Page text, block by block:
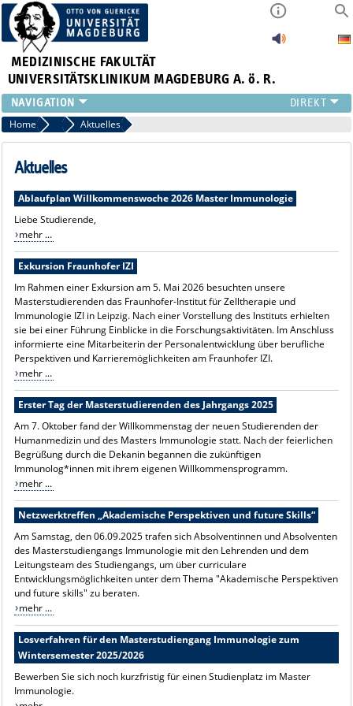
MEDIZINISCHE FAKULTÄT
UNIVERSITÄTSKLINIKUM MAGDEBURG A. ö. R.
INSTITUTE
KLINIKEN
ZENTRALE EINRICHTUNGEN
PRESSE
ÜBER UNS
INTERNATIONAL
INTRANET
Home Immunologie (M.Sc.)
Aktuelles
Aktuelles
Ablaufplan Willkommenswoche 2026 Master Immunologie
Liebe Studierende,
mehr ...
Exkursion Fraunhofer IZI
Im Rahmen einer Exkursion am 5. Mai 2026 besuchten unsere
Masterstudierenden das Fraunhofer-Institut für Zelltherapie und
Immunologie IZI in Leipzig. Nach einer Vorstellung des Instituts erhielten
sie bei einer Führung Einblicke in die Forschungsaktivitäten. Im Anschluss
informierte eine Mitarbeiterin der Personalentwicklung über berufliche
Perspektiven und Karrieremöglichkeiten am Fraunhofer IZI.
mehr ...
Erster Tag der Masterstudierenden des Jahrgangs 2025
Am 7. Oktober fand der Willkommenstag der neuen Studierenden der
Humanmedizin und des Masters Immunologie statt. Nach der feierlichen
Begrüßung durch die Dekanin begannen die zukünftigen
Immunolog*innen mit ihrem eigenen Willkommensprogramm.
mehr ...
Netzwerktreffen „Akademische Perspektiven und future Skills“
Am Samstag, den 06.09.2025 trafen sich Absolventinnen und Absolventen
des Masterstudiengangs Immunologie mit den Lehrenden und dem
Leitungsteam des Studiengangs, um über curriculare
Entwicklungsmöglichkeiten unter dem Thema "Akademische Perspektiven
und future skills" zu beraten.
mehr ...
Losverfahren für den Masterstudiengang Immunologie zum
Wintersemester 2025/2026
Bewerben Sie sich noch kurzfristig für einen Studienplatz im Master
Immunologie.